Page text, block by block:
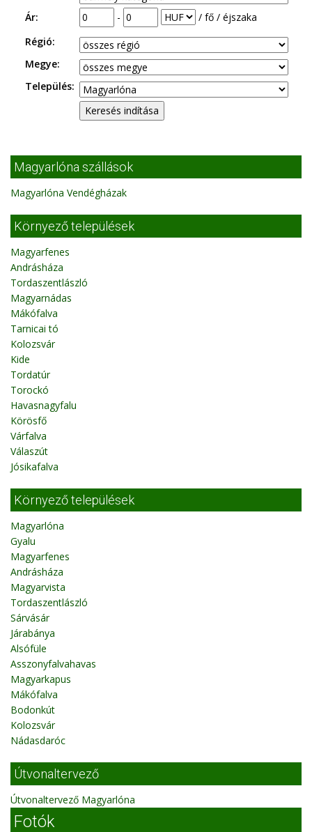
Ár:
-
/ fő / éjszaka
Régió:
Megye:
Település:
Magyarlóna szállások
Magyarlóna Vendégházak
Környező települések
Magyarfenes
Andrásháza
Tordaszentlászló
Magyarnádas
Mákófalva
Tarnicai tó
Kolozsvár
Kide
Tordatúr
Torockó
Havasnagyfalu
Körösfő
Várfalva
Válaszút
Jósikafalva
Környező települések
Magyarlóna
Gyalu
Magyarfenes
Andrásháza
Magyarvista
Tordaszentlászló
Sárvásár
Járabánya
Alsófüle
Asszonyfalvahavas
Magyarkapus
Mákófalva
Bodonkút
Kolozsvár
Nádasdaróc
Útvonaltervező
Útvonaltervező Magyarlóna
Fotók